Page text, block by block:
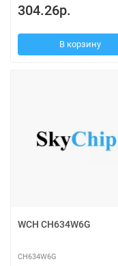
304.26р.
В корзину
WCH CH634W6G
CH634W6G